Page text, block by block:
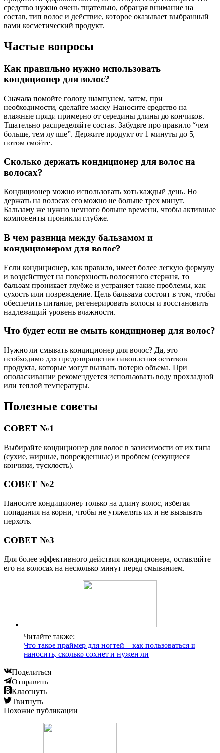
средство нужно очень тщательно, обращая внимание на
состав, тип волос и действие, которое оказывает выбранный
вами косметический продукт.
Частые вопросы
Как правильно нужно использовать
кондиционер для волос?
Сначала помойте голову шампунем, затем, при
необходимости, сделайте маску. Наносите средство на
влажные пряди примерно от середины длины до кончиков.
Тщательно распределяйте состав. Забудьте про правило “чем
больше, тем лучше”. Держите продукт от 1 минуты до 5,
потом смойте.
Сколько держать кондиционер для волос на
волосах?
Кондиционер можно использовать хоть каждый день. Но
держать на волосах его можно не больше трех минут.
Бальзаму же нужно немного больше времени, чтобы активные
компоненты проникли глубже.
В чем разница между бальзамом и
кондиционером для волос?
Если кондиционер, как правило, имеет более легкую формулу
и воздействует на поверхность волосяного стержня, то
бальзам проникает глубже и устраняет такие проблемы, как
сухость или повреждение. Цель бальзама состоит в том, чтобы
обеспечить питание, регенерировать волосы и восстановить
надлежащий уровень влажности.
Что будет если не смыть кондиционер для волос?
Нужно ли смывать кондиционер для волос? Да, это
необходимо для предотвращения накопления остатков
продукта, которые могут вызвать потерю объема. При
ополаскивании рекомендуется использовать воду прохладной
или теплой температуры.
Полезные советы
СОВЕТ №1
Выбирайте кондиционер для волос в зависимости от их типа
(сухие, жирные, поврежденные) и проблем (секущиеся
кончики, тусклость).
СОВЕТ №2
Наносите кондиционер только на длину волос, избегая
попадания на корни, чтобы не утяжелять их и не вызывать
перхоть.
СОВЕТ №3
Для более эффективного действия кондиционера, оставляйте
его на волосах на несколько минут перед смыванием.
Читайте также:
Что такое праймер для ногтей – как пользоваться и
наносить, сколько сохнет и нужен ли
Поделиться
Отправить
Класснуть
Твитнуть
Похожие публикации